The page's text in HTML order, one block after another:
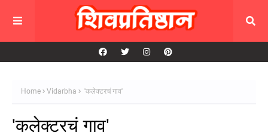
Home Vidarbha 'कलेक्टरचं गाव'
'कलेक्टरचं गाव'